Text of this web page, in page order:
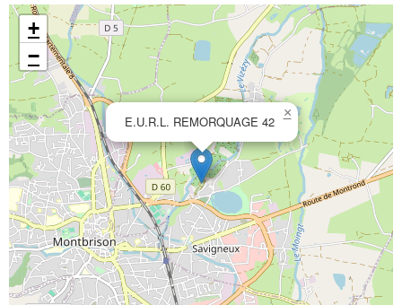
E.U.R.L. REMORQUAGE 42
×
+
−